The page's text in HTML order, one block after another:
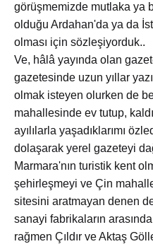
görüşmemizde mutlaka ya
olduğu Ardahan'da ya da
olması için sözleşiyorduk..
Ve, hâlâ yayında olan
gazetesinde uzun yıllar
olmak isteyen olurken de
mahallesinde ev tutup,
ayılılarla yaşadıklarımı
dolaşarak yerel gazeteyi
Marmara'nın turistik kent
şehirleşmeyi ve Çin
sitesini aratmayan denen
sanayi fabrikaların
rağmen Çıldır ve Aktaş